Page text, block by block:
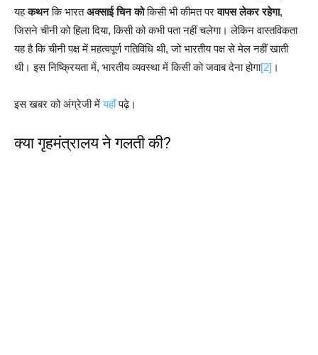
यहकथनकि भारतअक्साई चिन कोकिसी भी कीमत परवापस लेकर रहेगा,
जिसने चीनी को हिला दिया, किसी को कभी पता नहीं चलेगा। लेकिन वास्तविकता
यह है कि चीनी पक्ष में महत्वपूर्ण गतिविधि थी, जो भारतीय पक्ष से मेल नहीं खाती
थी। इस निष्‍क्रियता में, भारतीय व्यवस्था में किसी को जवाब देना होगा[2] ।
इस खबर को अंग्रेजी मेंयहाँपढ़े।
क्या गृहमंत्रालय ने गलती की?